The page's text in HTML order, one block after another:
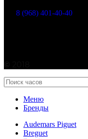
8 (968) 401-40-40
Меню
Бренды
Audemars Piguet
Breguet